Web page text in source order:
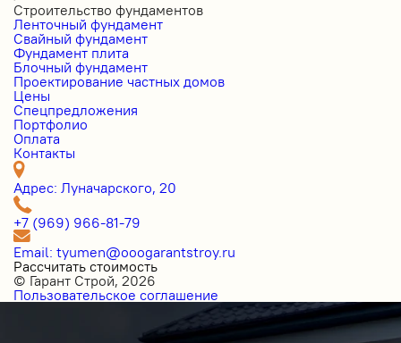
Строительство фундаментов
Ленточный фундамент
Свайный фундамент
Фундамент плита
Блочный фундамент
Проектирование частных домов
Цены
Cпецпредложения
Портфолио
Оплата
Контакты
Адрес: Луначарского, 20
+7 (969) 966-81-79
Email: tyumen@ooogarantstroy.ru
Рассчитать стоимость
© Гарант Строй, 2026
Пользовательское соглашение